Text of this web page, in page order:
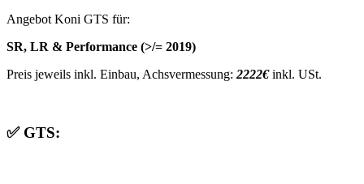
Angebot Koni GTS für:
SR, LR & Performance (>/= 2019)
Preis jeweils inkl. Einbau, Achsvermessung: 2222€ inkl. USt.
✅ GTS: